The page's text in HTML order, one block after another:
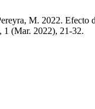
M. 2022. Efecto
1 (Mar. 2022), 21-32.